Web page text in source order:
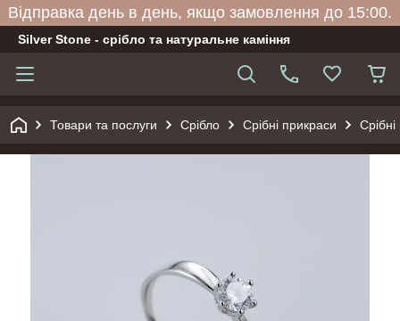
Відправка день в день, якщо замовлення до 15:00.
Silver Stone - срібло та натуральне каміння
Товари та послуги Срібло Срібні прикраси Срібні